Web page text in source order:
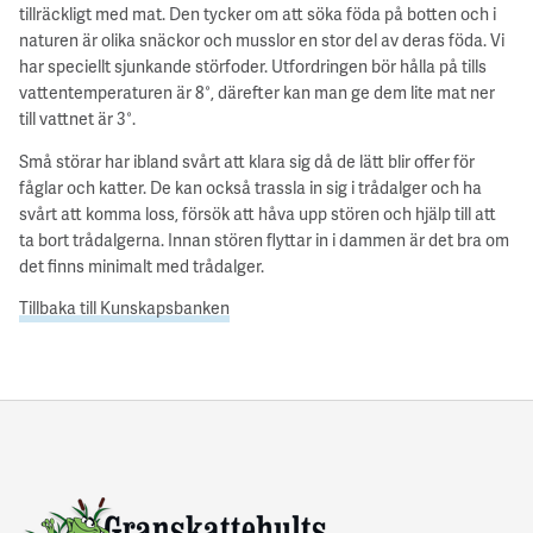
tillräckligt med mat. Den tycker om att söka föda på botten och i
naturen är olika snäckor och musslor en stor del av deras föda. Vi
har speciellt sjunkande störfoder. Utfordringen bör hålla på tills
vattentemperaturen är 8°, därefter kan man ge dem lite mat ner
till vattnet är 3°.
Små störar har ibland svårt att klara sig då de lätt blir offer för
fåglar och katter. De kan också trassla in sig i trådalger och ha
svårt att komma loss, försök att håva upp stören och hjälp till att
ta bort trådalgerna. Innan stören flyttar in i dammen är det bra om
det finns minimalt med trådalger.
Tillbaka till Kunskapsbanken